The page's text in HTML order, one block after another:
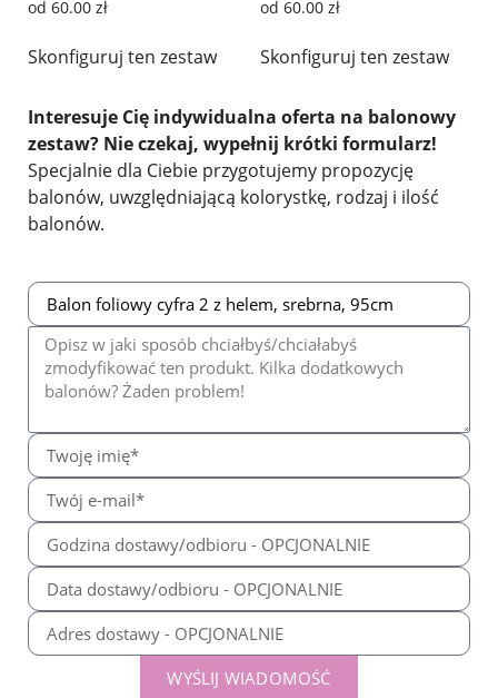
od 60.00 zł
Skonfiguruj ten zestaw
od 60.00 zł
Skonfiguruj ten zestaw
Interesuje Cię indywidualna oferta na balonowy
zestaw? Nie czekaj, wypełnij krótki formularz!
Specjalnie dla Ciebie przygotujemy propozycję
balonów, uwzględniającą kolorystkę, rodzaj i ilość
balonów.
WYŚLIJ WIADOMOŚĆ